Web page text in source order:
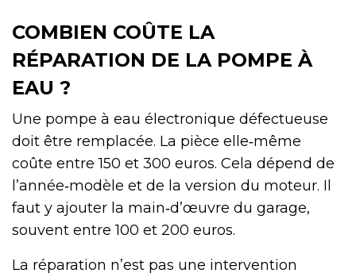
COMBIEN COÛTE LA
RÉPARATION DE LA POMPE À
EAU ?
Une pompe à eau électronique défectueuse
doit être remplacée. La pièce elle‑même
coûte entre 150 et 300 euros. Cela dépend de
l’année‑modèle et de la version du moteur. Il
faut y ajouter la main‑d’œuvre du garage,
souvent entre 100 et 200 euros.
La réparation n’est pas une intervention